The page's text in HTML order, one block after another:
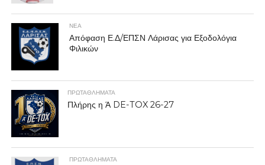
ΝΕΑ
Απόφαση Ε.Δ/ΕΠΣΝ Λάρισας για Εξοδολόγια
Φιλικών
ΠΡΩΤΑΘΛΉΜΑΤΑ
Πλήρης η Ά DE-TOX 26-27
ΠΡΩΤΑΘΛΉΜΑΤΑ